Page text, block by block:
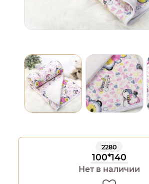
2280
100*140
Нет в наличии